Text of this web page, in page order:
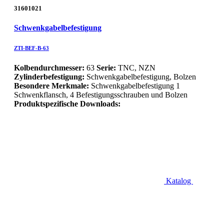
31601021
Schwenkgabelbefestigung
ZTI-BEF-B-63
Kolbendurchmesser: 63 Serie: TNC, NZN
Zylinderbefestigung: Schwenkgabelbefestigung, Bolzen
Besondere Merkmale: Schwenkgabelbefestigung 1
Schwenkflansch, 4 Befestigungsschrauben und Bolzen
Produktspezifische Downloads:
Katalog